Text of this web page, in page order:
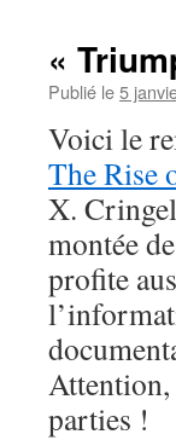
«
Publié le5
Voici le
The Rise
X.
montée
profite
Attention,
parties !